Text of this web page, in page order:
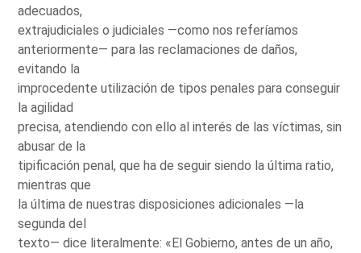
adecuados,
extrajudiciales o judiciales —como nos referíamos
anteriormente— para las reclamaciones de daños,
evitando la
improcedente utilización de tipos penales para conseguir
la agilidad
precisa, atendiendo con ello al interés de las víctimas, sin
abusar de la
tipificación penal, que ha de seguir siendo la última ratio,
mientras que
la última de nuestras disposiciones adicionales —la
segunda del
texto— dice literalmente: «El Gobierno, antes de un año,